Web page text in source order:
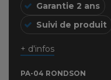
Garantie 2 ans
Suivi de produit
+ d'infos
PA-04 RONDSON